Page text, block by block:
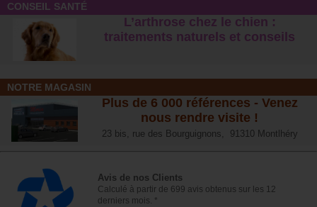
CONSEIL SANTÉ
L’arthrose chez le chien :
traitements naturels et conseil s
NOTRE MAGASIN
Plus de 6 000 références - Venez
nous rendre visite !
23 bis, rue des Bourguignons, 91310 Montlhéry
Avis de nos Clients
Calculé à partir de 699 avis obtenus sur les 12
derniers mois. *